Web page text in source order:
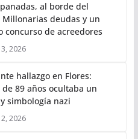
al borde del
Millonarias deudas y un
concurso de acreedores
2026
hallazgo en Flores:
89 años ocultaba un
simbología nazi
2026